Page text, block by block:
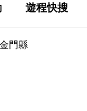
遊程快搜
金門縣